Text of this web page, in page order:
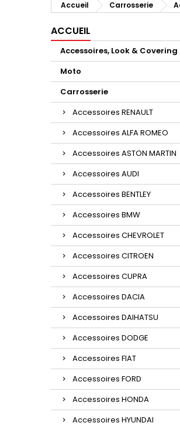
Accueil Carrosserie
ACCUEIL
Accessoires, Look & Covering
Moto
Carrosserie
Accessoires RENAULT
Accessoires ALFA ROMEO
Accessoires ASTON MARTIN
Accessoires AUDI
Accessoires BENTLEY
Accessoires BMW
Accessoires CHEVROLET
Accessoires CITROEN
Accessoires CUPRA
Accessoires DACIA
Accessoires DAIHATSU
Accessoires DODGE
Accessoires FIAT
Accessoires FORD
Accessoires HONDA
Accessoires HYUNDAI